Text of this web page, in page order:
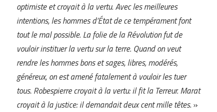
optimiste et croyait à la vertu. Avec les meilleures
intentions, les hommes d’État de ce tempérament font
tout le mal possible. La folie de la Révolution fut de
vouloir instituer la vertu sur la terre. Quand on veut
rendre les hommes bons et sages, libres, modérés,
généreux, on est amené fatalement à vouloir les tuer
tous. Robespierre croyait à la vertu: il fit la Terreur. Marat
croyait à la justice: il demandait deux cent mille têtes.»